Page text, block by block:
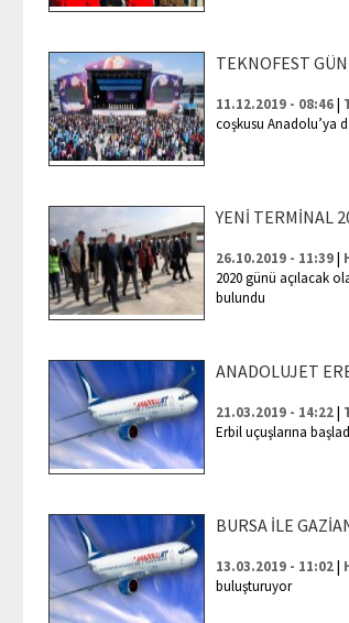
TEKNOFEST
11.12.2019 - 08:46|
coşkusu Anadolu’ya
YENİ TERMİNAL
26.10.2019 - 11:39|
2020 günü açılacak
bulundu
ANADOLUJET
21.03.2019 - 14:22|
Erbil uçuşlarına
BURSA İLE
13.03.2019 - 11:02|
buluşturuyor